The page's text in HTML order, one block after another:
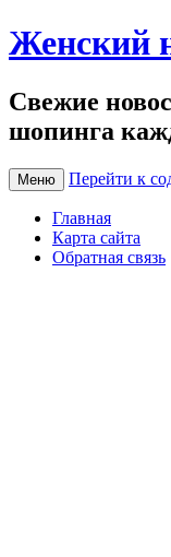
Женский
Свежие
шопинга
Меню Перейти к
Главная
Карта сайта
Обратная связь